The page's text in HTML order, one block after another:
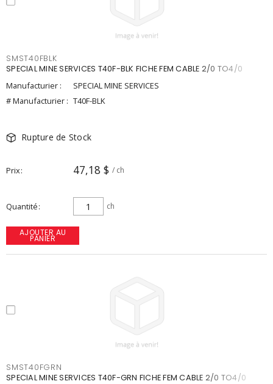
SMST40FBLK
SPECIAL MINE SERVICES T40F-BLK FICHE FEM CABLE 2/0 TO4/0
Manufacturier :
SPECIAL MINE SERVICES
# Manufacturier : T40F-BLK
Rupture de Stock
Prix 47,18 $ / ch
Quantité ch
AJOUTER AU
PANIER
SMST40FGRN
SPECIAL MINE SERVICES T40F-GRN FICHE FEM CABLE 2/0 TO4/0